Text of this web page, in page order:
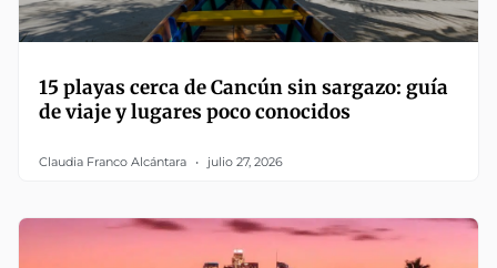
15 playas cerca de Cancún sin sargazo: guía
de viaje y lugares poco conocidos
Claudia Franco Alcántara julio 27, 2026